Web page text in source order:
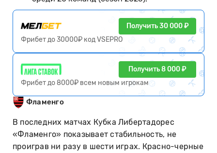
Получить 30 000 ₽
Фрибет до 30000₽ код VSEPRO
Получить 8 000 ₽
Фрибет до 8000₽ всем новым игрокам
Фламенго
В последних матчах Кубка Либертадорес
«Фламенго» показывает стабильность, не
проиграв ни разу в шести играх. Красно-черные